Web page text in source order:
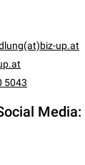
up.at
5043
Media: